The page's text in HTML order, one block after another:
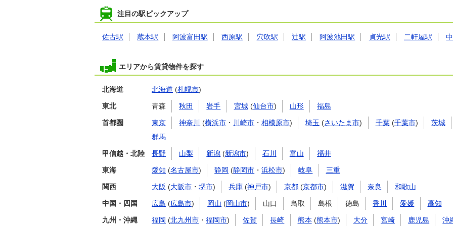
注目の駅ピックアップ
佐古駅 蔵本駅 阿波富田駅 西原駅 穴吹駅 辻駅 阿波池田駅 貞光駅 二軒屋駅
エリアから賃貸物件を探す
北海道 北海道 (札幌市)
東北 青森 秋田 岩手 宮城(仙台市) 山形 福島
首都圏 東京 神奈川 (横浜市 ・ 川崎市 ・相模原市) 埼玉 (さいたま市) 千葉(千葉市) 茨城
群馬
甲信越・北陸 長野 山梨 新潟 (新潟市) 石川 富山 福井
東海 愛知 (名古屋市) 静岡 (静岡市 ・浜松市) 岐阜 三重
関西 大阪 (大阪市 ・ 堺市) 兵庫 (神戸市) 京都 (京都市) 滋賀 奈良 和歌山
中国・四国 広島 (広島市) 岡山 (岡山市) 山口 鳥取 島根 徳島 香川 愛媛 高知
九州・沖縄 福岡 (北九州市 ・ 福岡市) 佐賀 長崎 熊本 (熊本市) 大分 宮崎 鹿児島 沖